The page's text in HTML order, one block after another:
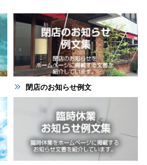
閉店のお知らせ例文